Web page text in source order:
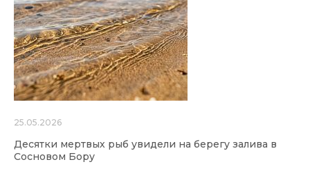
25.05.2026
Десятки мертвых рыб увидели на берегу залива в
Сосновом Бору